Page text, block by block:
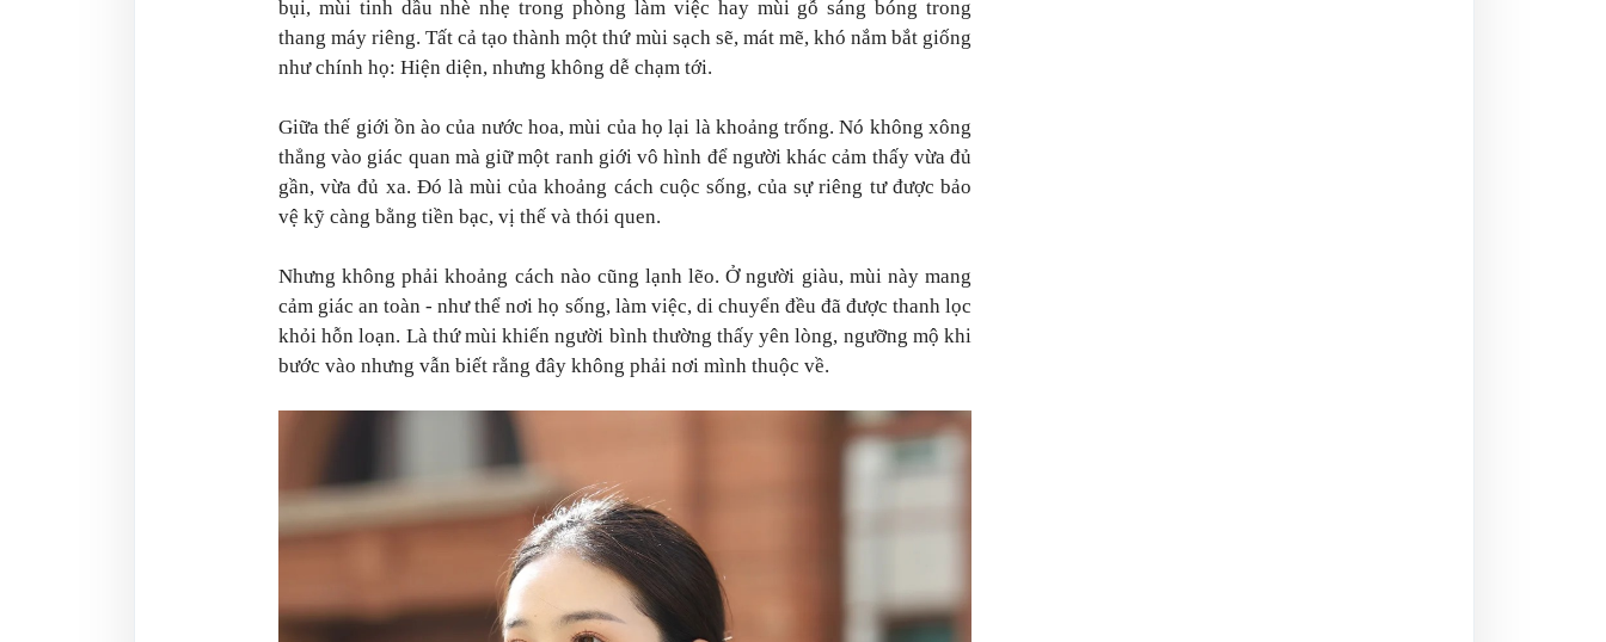
bụi, mùi tinh dầu nhè nhẹ trong phòng làm việc hay mùi gỗ sáng bóng trong
thang máy riêng. Tất cả tạo thành một thứ mùi sạch sẽ, mát mẽ, khó nắm bắt giống
như chính họ: Hiện diện, nhưng không dễ chạm tới.
Giữa thế giới ồn ào của nước hoa, mùi của họ lại là khoảng trống. Nó không xông
thẳng vào giác quan mà giữ một ranh giới vô hình để người khác cảm thấy vừa đủ
gần, vừa đủ xa. Đó là mùi của khoảng cách cuộc sống, của sự riêng tư được bảo
vệ kỹ càng bằng tiền bạc, vị thế và thói quen.
Nhưng không phải khoảng cách nào cũng lạnh lẽo. Ở người giàu, mùi này mang
cảm giác an toàn - như thể nơi họ sống, làm việc, di chuyển đều đã được thanh lọc
khỏi hỗn loạn. Là thứ mùi khiến người bình thường thấy yên lòng, ngưỡng mộ khi
bước vào nhưng vẫn biết rằng đây không phải nơi mình thuộc về.